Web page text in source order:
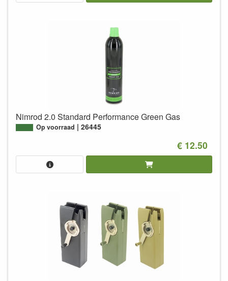
Nimrod 2.0 Standard Performance Green Gas
Op voorraad 26445
€ 12.50